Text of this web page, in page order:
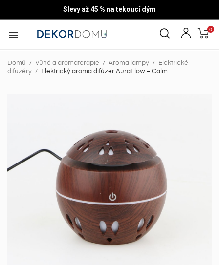
Slevy až 45 % na tekoucí dým
 0
Domů Vůně a aromaterapie Aroma lampy
Elektrické
difuzéry
Elektrický aroma difúzer AuraFlow – Calm